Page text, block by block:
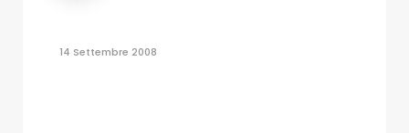
14 Settembre 2008